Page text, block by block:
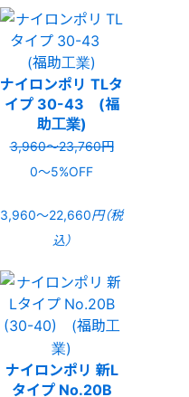
ナイロンポリ TLタ
イプ 30-43 (福
助工業)
3,960〜23,760円
0〜5%OFF
3,960〜22,660円（税
込）
ナイロンポリ 新L
タイプ No.20B